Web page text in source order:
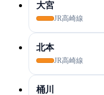
大宮
JR高崎線
北本
JR高崎線
桶川